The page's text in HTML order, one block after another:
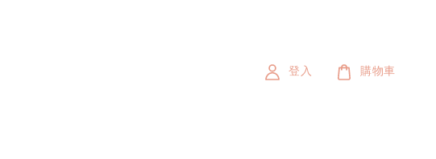
登入 購物車